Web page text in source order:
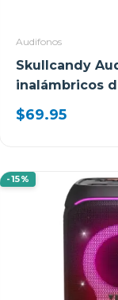
Audifonos
Skullcandy
inalámbricos
s951
$69.95
-15%